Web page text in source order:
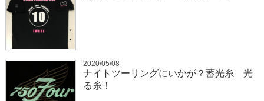
2020/05/08
ナイトツーリングにいかが？蓄光糸 光
る糸！